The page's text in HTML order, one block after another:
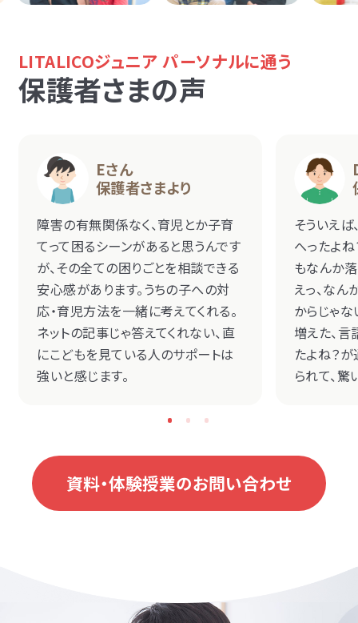
LITALICOジュニア パーソナルに通う
保護者さまの声
Eさん
保護者さまより
障害の有無関係なく、育児とか子育
てって困るシーンがあると思うんです
が、その全ての困りごとを相談できる
安心感があります。うちの子への対
応・育児方法を一緒に考えてくれる。
ネットの記事じゃ答えてくれない、直
にこどもを見ている人のサポートは
強いと感じます。
そういえ
へったよ
もなんか
えっ、な
からじゃ
増えた、言
たよね？
られて、驚
資料・体験授業のお問い合わせ